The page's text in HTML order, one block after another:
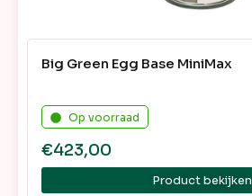
Big Green Egg Base MiniMax
Op voorraad
€423,00
Product bekijken